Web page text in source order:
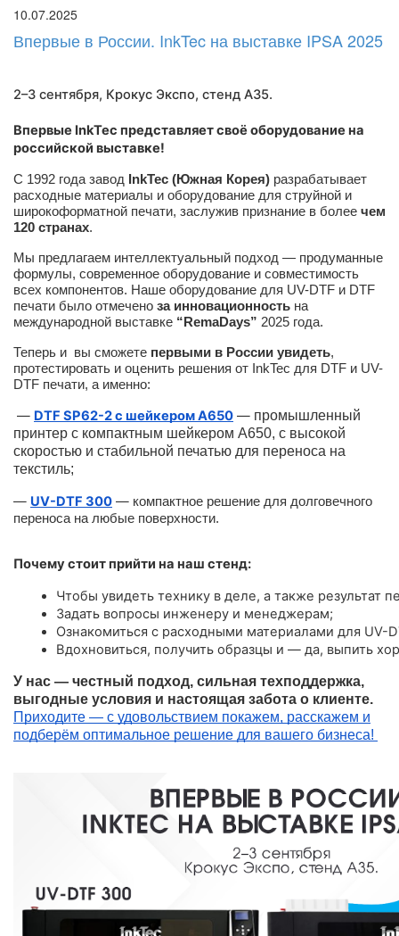
10.07.2025
Впервые в России. InkTec на выставке IPSA 2025
2–3 сентября, Крокус Экспо, стенд A35.
Впервые InkTec представляет своё оборудование на
российской выставке!
С 1992 года завод InkTec (Южная Корея) разрабатывает
расходные материалы и оборудование для струйной и
широкоформатной печати, заслужив признание в более чем
120 странах.
Мы предлагаем интеллектуальный подход — продуманные
формулы, современное оборудование и совместимость
всех компонентов. Наше оборудование для UV-DTF и DTF
печати было отмечено за инновационность на
международной выставке “RemaDays” 2025 года.
Теперь и вы сможете первыми в России увидеть,
протестировать и оценить решения от InkTec для DTF и UV-
DTF печати, а именно:
— DTF SP62-2 с шейкером A650 — промышленный
принтер с компактным шейкером А650, с высокой
скоростью и стабильной печатью для переноса на
текстиль;
— UV-DTF 300 — компактное решение для долговечного
переноса на любые поверхности.
Почему стоит прийти на наш стенд:
Чтобы увидеть технику в деле, а также результат
Задать вопросы инженеру и менеджерам;
Ознакомиться с расходными материалами для UV-
Вдохновиться, получить образцы и — да, выпить
У нас — честный подход, сильная техподдержка,
выгодные условия и настоящая забота о клиенте.
Приходите — с удовольствием покажем, расскажем и
подберём оптимальное решение для вашего бизнеса!